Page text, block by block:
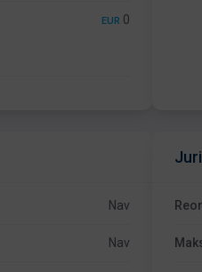
EUR 0
Nav
Nav